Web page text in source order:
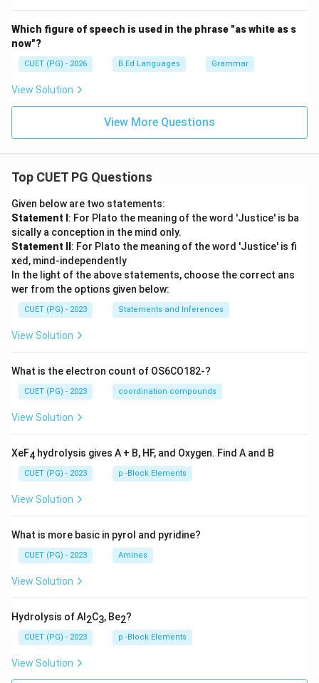
Which figure of speech is used in the phrase "as white as s
now"?
CUET (PG) - 2026 B.Ed Languages Grammar
View Solution
View More Questions
Top CUET PG Questions
Given below are two statements:
Statement I : For Plato the meaning of the word 'Justice' is ba
sically a conception in the mind only.
Statement II : For Plato the meaning of the word 'Justice' is fi
xed, mind-independently
In the light of the above statements, choose the correct ans
wer from the options given below:
CUET (PG) - 2023 Statements and Inferences
View Solution
What is the electron count of OS6CO182-?
CUET (PG) - 2023 coordination compounds
View Solution
XeF4 hydrolysis gives A + B, HF, and Oxygen. Find A and B
CUET (PG) - 2023 p -Block Elements
View Solution
What is more basic in pyrol and pyridine?
CUET (PG) - 2023 Amines
View Solution
Hydrolysis of Al 2C3, Be2?
CUET (PG) - 2023 p -Block Elements
View Solution